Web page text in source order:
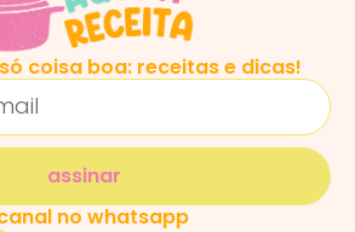
coisa boa: receitas e dicas!
assinar
no whatsapp